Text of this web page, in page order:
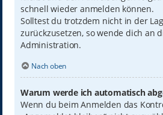
schnell wieder anmelden können.
Solltest du trotzdem nicht in der
zurückzusetzen, so wende dich an
Administration.
Nach oben
Warum werde ich automatisch
Wenn du beim Anmelden das